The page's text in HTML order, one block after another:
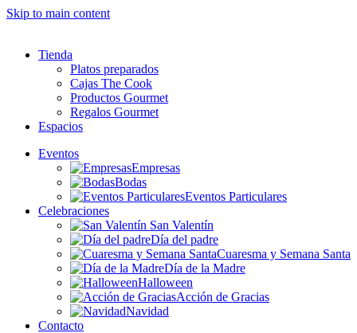
Skip to main content
Tienda
Platos preparados
Cajas The Cook
Productos Gourmet
Regalos Gourmet
Espacios
Eventos
Empresas
Bodas
Eventos Particulares
Celebraciones
San Valentín
Día del padre
Cuaresma y Semana Santa
Día de la Madre
Halloween
Acción de Gracias
Navidad
Contacto